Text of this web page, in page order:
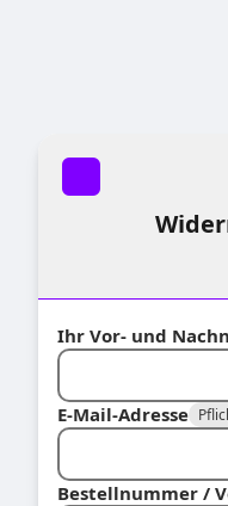
Ihr Vor- und
E-Mail-Adresse
Bestellnummer /